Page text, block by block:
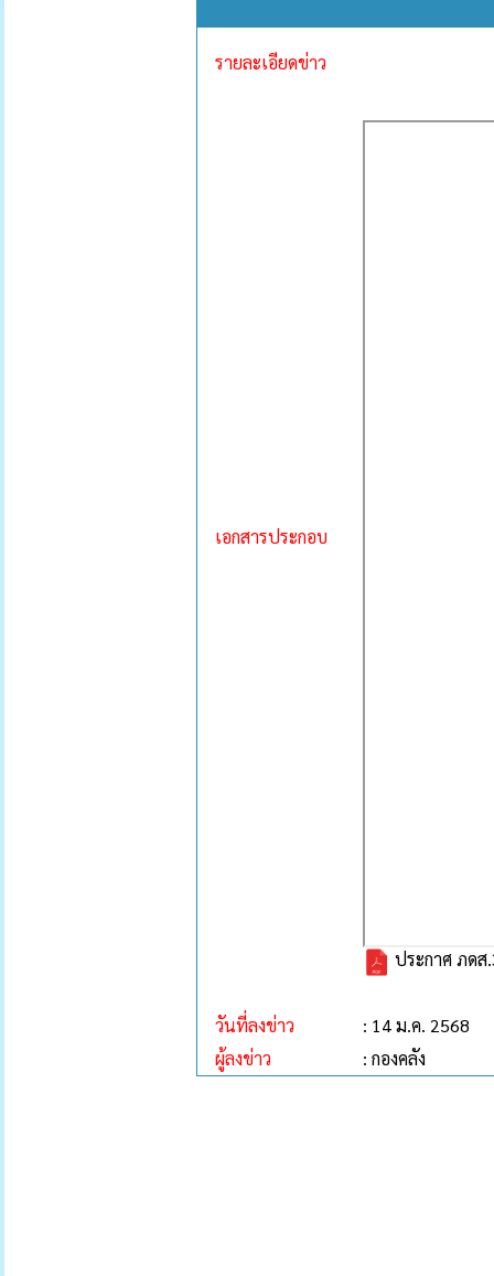
รายละเอียดข่าว
เอกสารประกอบ
ประกาศ ภดส
วันที่ลงข่าว
: 14 ม.ค. 2568
ผู้ลงข่าว
: กองคลัง